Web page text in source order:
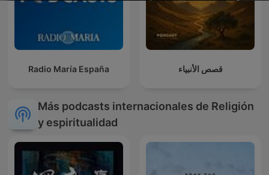
Radio María España قصص الأنبياء
Más podcasts internacionales de Religión
y espiritualidad